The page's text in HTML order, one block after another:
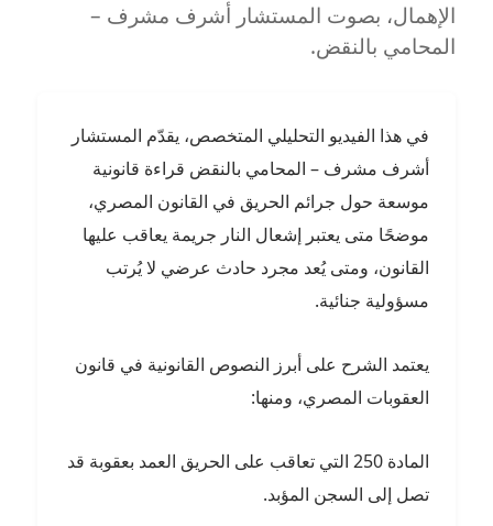
الإهمال، بصوت المستشار أشرف مشرف –
المحامي بالنقض.
في هذا الفيديو التحليلي المتخصص، يقدّم المستشار
أشرف مشرف – المحامي بالنقض قراءة قانونية
موسعة حول جرائم الحريق في القانون المصري،
موضحًا متى يعتبر إشعال النار جريمة يعاقب عليها
القانون، ومتى يُعد مجرد حادث عرضي لا يُرتب
مسؤولية جنائية.
يعتمد الشرح على أبرز النصوص القانونية في قانون
العقوبات المصري، ومنها:
المادة 250 التي تعاقب على الحريق العمد بعقوبة قد
تصل إلى السجن المؤبد.